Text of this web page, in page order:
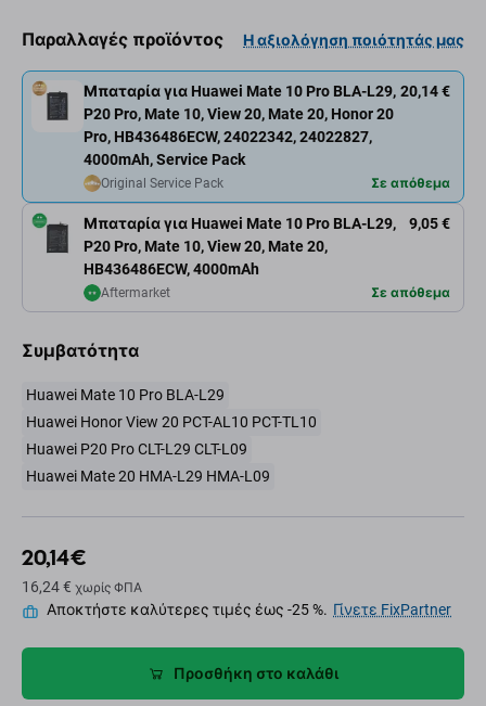
Παραλλαγές προϊόντος Η αξιολόγηση ποιότητάς μας
Μπαταρία για Huawei Mate 10 Pro BLA-L29,
P20 Pro, Mate 10, View 20, Mate 20, Honor 20
Pro, HB436486ECW, 24022342, 24022827,
4000mAh, Service Pack
20,14 €
Original Service Pack Σε απόθεμα
Μπαταρία για Huawei Mate 10 Pro BLA-L29,
P20 Pro, Mate 10, View 20, Mate 20,
HB436486ECW, 4000mAh
9,05 €
Aftermarket Σε απόθεμα
Συμβατότητα
Huawei Mate 10 Pro BLA-L29
Huawei Honor View 20 PCT-AL10 PCT-TL10
Huawei P20 Pro CLT-L29 CLT-L09
Huawei Mate 20 HMA-L29 HMA-L09
20,14 €
16,24 € χωρίς ΦΠΑ
Αποκτήστε καλύτερες τιμές έως -25 %. Γίνετε FixPartner
Προσθήκη στο καλάθι